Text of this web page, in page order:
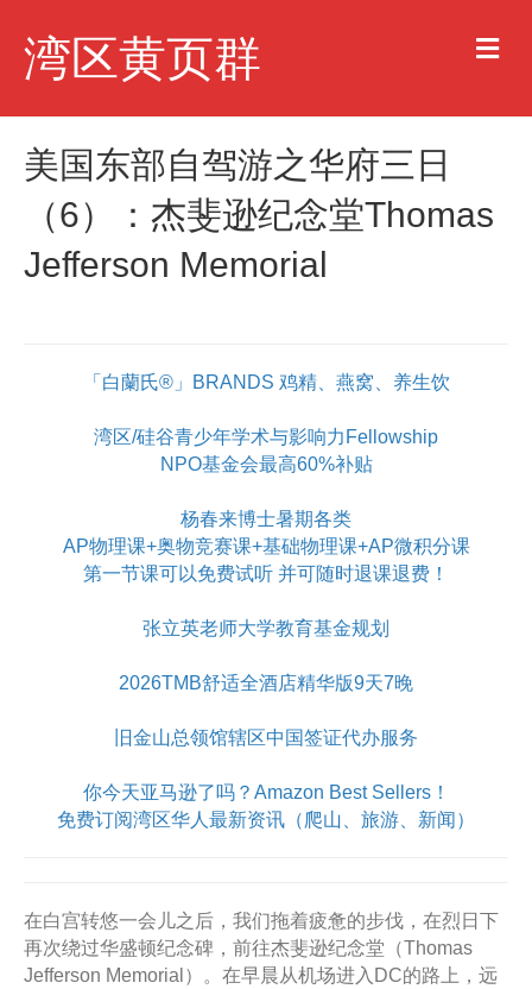
湾区黄页群 M
e
u
美国东部自驾游之华府三日
（6）：杰斐逊纪念堂Thomas
Jefferson Memorial
「白蘭氏®」BRANDS 鸡精、燕窝、养生饮
湾区/硅谷青少年学术与影响力Fellowship
NPO基金会最高60%补贴
杨春来博士暑期各类
AP物理课+奥物竞赛课+基础物理课+AP微积分课
第一节课可以免费试听 并可随时退课退费！
张立英老师大学教育基金规划
2026TMB舒适全酒店精华版9天7晚
旧金山总领馆辖区中国签证代办服务
你今天亚马逊了吗？Amazon Best Sellers！
免费订阅湾区华人最新资讯（爬山、旅游、新闻）
在白宫转悠一会儿之后，我们拖着疲惫的步伐，在烈日下
再次绕过华盛顿纪念碑，前往杰斐逊纪念堂（Thomas
Jefferson Memorial）。在早晨从机场进入DC的路上，远